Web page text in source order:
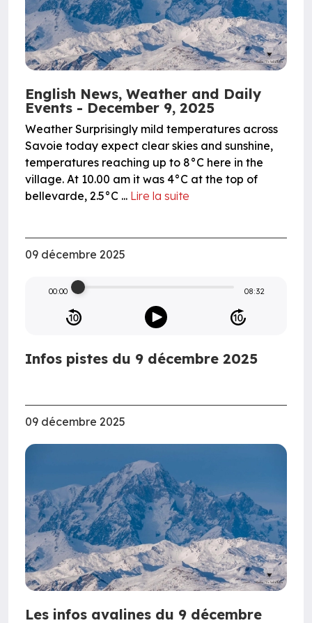
English News, Weather and Daily
Events - December 9, 2025
Weather Surprisingly mild temperatures across
Savoie today expect clear skies and sunshine,
temperatures reaching up to 8°C here in the
village. At 10.00 am it was 4°C at the top of
bellevarde, 2.5°C ... Lire la suite
09 décembre 2025
00:00 08:32
Infos pistes du 9 décembre 2025
09 décembre 2025
Les infos avalines du 9 décembre